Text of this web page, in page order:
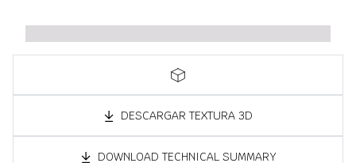
DESCARGAR TEXTURA 3D
DOWNLOAD TECHNICAL SUMMARY